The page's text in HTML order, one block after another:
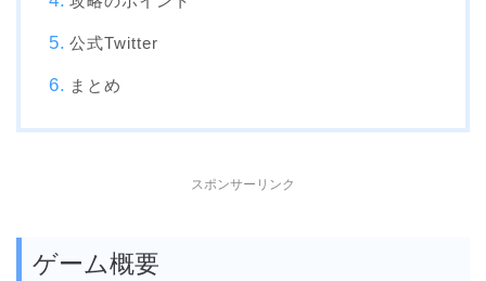
公式Twitter
まとめ
スポンサーリンク
ゲーム概要